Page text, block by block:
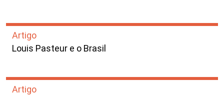
Artigo
Louis Pasteur e o Brasil
Artigo